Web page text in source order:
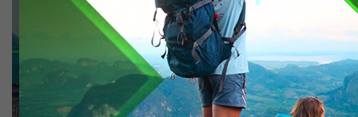
5 КҮН / 4 ТҮН ТҮРКІСТАН ОБЛЫСЫ -
ШЫМКЕНТ - ӨЗБЕКИСТАН